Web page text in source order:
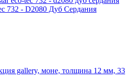
732 - D2080 Дуб Сердания